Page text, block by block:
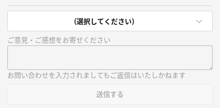
(選択してください)
ご意見・ご感想をお寄せください
お問い合わせを入力されましてもご返信はいたしかねます
送信する